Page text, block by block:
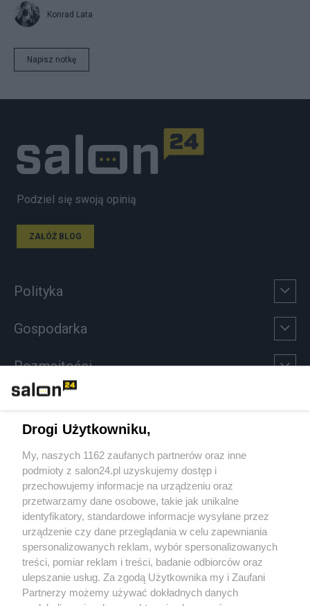
Konrad Lata
Napisz notkę
Podziel się swoją opinią
ZAŁÓŻ BLOG
Polityka
Gospodarka
Rozmaitości
Sport
Społeczeństwo
Kultura
X Facebook Instagram Youtube
Drogi Użytkowniku,
My, naszych 1162 zaufanych partnerów oraz inne
podmioty z salon24.pl uzyskujemy dostęp i
przechowujemy informacje na urządzeniu oraz
przetwarzamy dane osobowe, takie jak unikalne
identyfikatory, standardowe informacje wysyłane przez
urządzenie czy dane przeglądania w celu zapewniania
spersonalizowanych reklam, wybór spersonalizowanych
treści, pomiar reklam i treści, badanie odbiorców oraz
ulepszanie usług. Za zgodą Użytkownika my i Zaufani
Partnerzy możemy używać dokładnych danych